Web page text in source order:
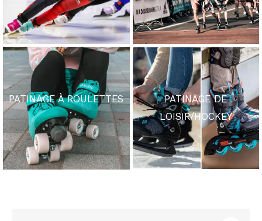
PATINAGE À ROULETTES
PATINAGE DE
LOISIR/HOCKEY